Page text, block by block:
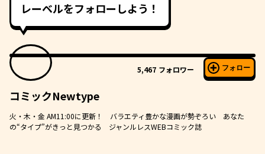
レーベルをフォローしよう！
5,467 フォロワー フォロー
コミックNewtype
火・木・金 AM11:00に更新！ バラエティ豊かな漫画が勢ぞろい あなた
の“タイプ”がきっと見つかる ジャンルレスWEBコミック誌